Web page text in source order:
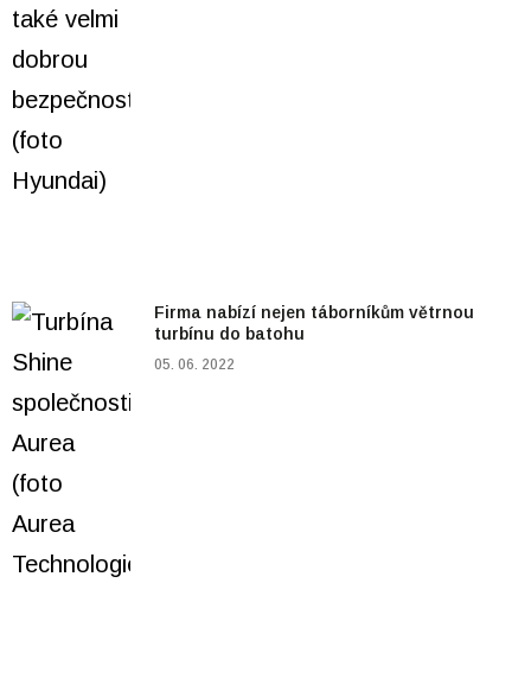
Firma nabízí nejen táborníkům větrnou
turbínu do batohu
05. 06. 2022